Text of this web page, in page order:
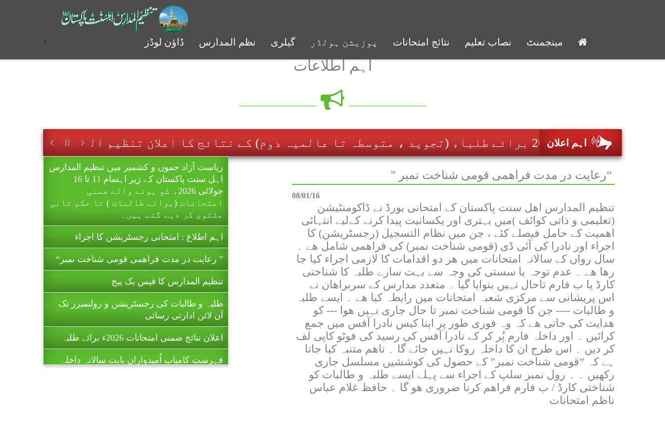
ڈاؤن لوڈز نظم المدارس گیلری پوزیشن ہولڈر نتائج امتحانات نصاب تعلیم مینجمنٹ <
اہم اطلاعات
اہم اعلان👈ضمنی امتحانات 2026 برائے طلباء (تجوید ، متوسطہ تا عالمیہ دوم) کے نتائج کا اعلان تنظیم المدارس کی آفیشل ویب سائٹ و نظم المدارس ویب پورٹل پرکیا جا چکا ہے۔ 👈 ملحقہ ادارے اپنی مخصوص آئی ڈی کے ذریعے نظم المدارس پورٹل پر ادارے کا انفرادی و مجموعی نتیجہ گزٹ ڈاؤن لوڈ کر سکتے ہیں۔ 👈سالانہ امتحانات 2027ء میں شرکت کے خواہشمند اُمیدوار حسبِ شیڈول داخلہ جمع کروا سکتے ہیں، 👈 سہولت کے پیش نظر آن لائن داخلہ کا لنک اوپن کر دیا گیا ہے۔
طلبہ و طالبات کی رجسٹریشن و رولنمبرز تک
آن لائن ادارتی رسائی
2026)۔
اہل سنت پاکستان کے زیر اہتمام 11 تا 16
جولائی 2026ء کو ہونے والے ضمنی
امتحانات (برائے طالبات ) تا حکمِ ثانی
ملتوی کر دیے گئے ہیں۔
اہم اطلاع : امتحانی رجسٹریشن کا اجراء
” رعایت در مدت فراھمی قومی شناخت نمبر“
تنظیم المدارس کا فیس بک پیج
طلبہ و طالبات کی رجسٹریشن و رولنمبرز تک
آن لائن ادارتی رسائی
اعلان نتائج ضمنی امتحانات 2026ء برائے طلبہ
فہرست کامیاب اُمیدواران بابت سالانہ داخلہ
ٹیسٹ تخصص فی الفقہ (منعقدہ 24 مئی
2026)۔
” رعایت در مدت فراھمی قومی شناخت نمبر“
08/01/16
تنظیم المدارس اھل سنت پاکستان کے امتحانی بورڈ نے ڈاکومنٹیشن
(تعلیمی و ذاتی کوائف )میں بہتری اور یکسانیت پیدا کرنے کےلیے انتہائی
اھمیت کے حامل فیصلے کئے ، جن میں نظام التسجیل (رجسٹریشن) کا
اجراء اور نادرا کی آئی ڈی (قومی شناخت نمبر) کی فراھمی شامل ھے ۔
سال رواں کے سالانہ امتحانات میں ھر دو اقدامات کا لازمی اجراء کیا جا
رھا ھے ۔ عدم توجہ یا سستی کی وجہ سے بہت سارے طلبہ کا شناختی
کارڈ یا ب فارم تاحال نہیں بنوایا گیا ۔ متعدد مدارس کے سربراھان نے
اس پریشانی سے مرکزی شعبہ امتحانات میں رابطہ کیا ھے ۔ ایسے طلبہ
و طالبات ---- جن کا قومی شناخت نمبر تا حال جاری نہیں ھوا --- کو
ھدایت کی جاتی ھے کہ وہ فوری طور پر اپنا کیس نادرا آفس میں جمع
کرائیں ۔ اور داخلہ فارم پُر کر کے نادرا آفس کی رسید کی فوٹو کاپی لف
کر دیں ۔ اس طرح ان کا داخلہ روکا نہیں جائے گا ۔ تاھم متنبہ کیا جاتا
ہے کہ ”قومی شناخت نمبر” کے حصول کی کوششیں مسلسل جاری
رکھیں ۔ ۔ رول نمبر سلپ کے اجراء سے پہلے ایسے طلبہ و طالبات کو
شناختی کارڈ / ب فارم فراھم کرنا ضروری ھو گا ۔ حافظ غلام عباس
ناظم امتحانات